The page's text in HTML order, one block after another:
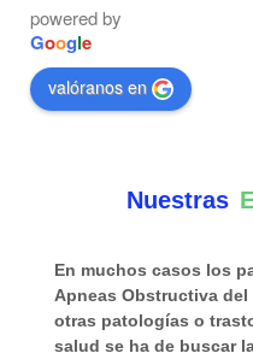
powered by
Google
valóranos en
eza
exh
austi
va,
Nuestras
En muchos casos los
Apneas Obstructiva
otras patologías o
salud se ha de buscar